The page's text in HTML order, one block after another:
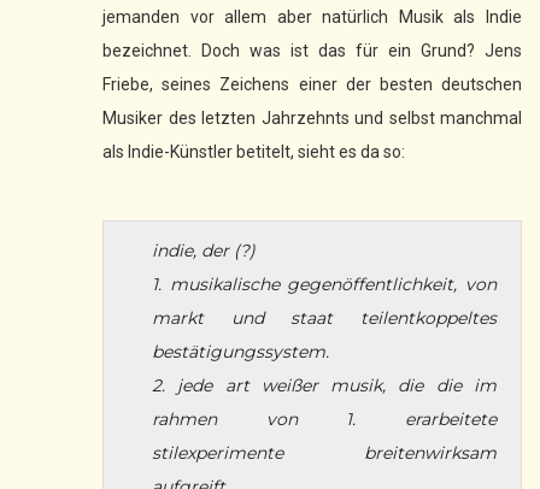
jemanden vor allem aber natürlich Musik als Indie
bezeichnet. Doch was ist das für ein Grund? Jens
Friebe, seines Zeichens einer der besten deutschen
Musiker des letzten Jahrzehnts und selbst manchmal
als Indie-Künstler betitelt, sieht es da so:
indie, der (?)
1. musikalische gegenöffentlichkeit, von
markt und staat teilentkoppeltes
bestätigungssystem.
2. jede art weißer musik, die die im
rahmen von 1. erarbeitete
stilexperimente breitenwirksam